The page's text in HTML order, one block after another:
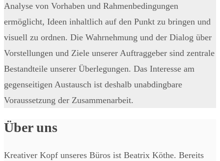
Analyse von Vorhaben und Rahmenbedingungen
ermöglicht, Ideen inhaltlich auf den Punkt zu bringen und
visuell zu ordnen. Die Wahrnehmung und der Dialog über
Vorstellungen und Ziele unserer Auftraggeber sind zentrale
Bestandteile unserer Überlegungen. Das Interesse am
gegenseitigen Austausch ist deshalb unabdingbare
Voraussetzung der Zusammenarbeit.
Über uns
Kreativer Kopf unseres Büros ist Beatrix Köthe. Bereits